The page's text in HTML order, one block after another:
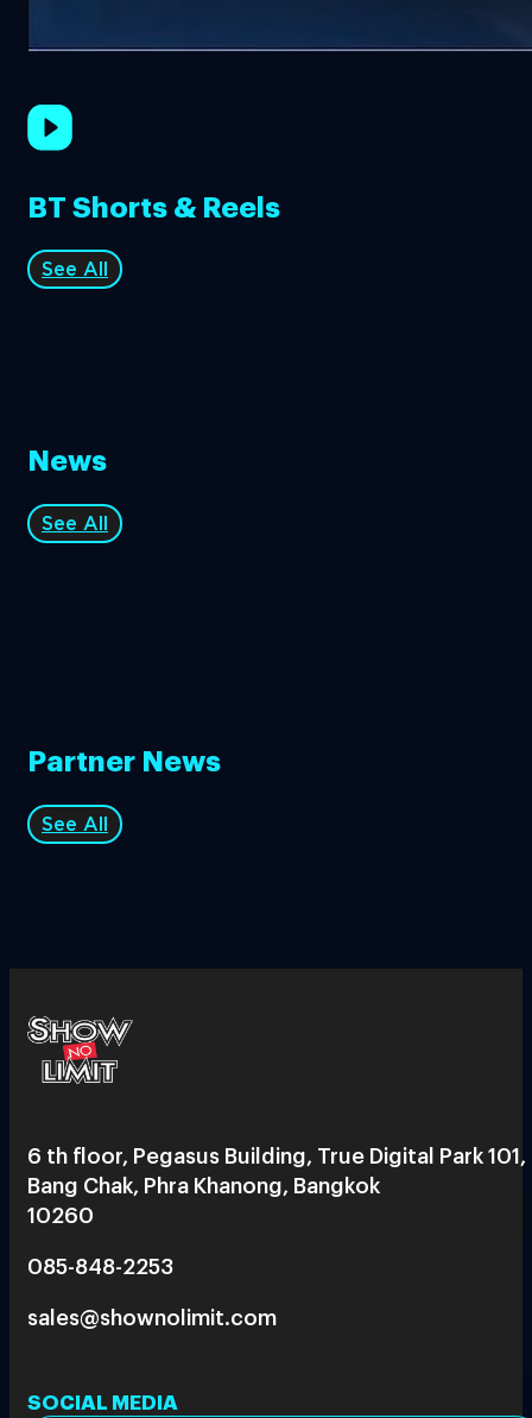
BT Shorts & Reels
See All
News
See All
Partner News
See All
6 th floor, Pegasus Building, True Digital Park 101,
Bang Chak, Phra Khanong, Bangkok
10260
085-848-2253
sales@shownolimit.com
SOCIAL MEDIA